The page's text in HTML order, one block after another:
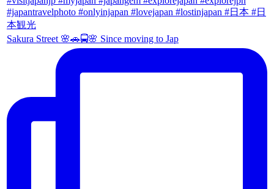
Sakura Street 🌸🚗🚍🌸 Since moving to Jap